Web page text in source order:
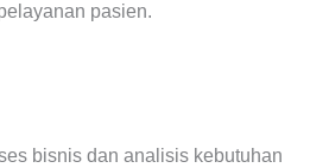
pasien.
bisnis dan analisis kebutuhan